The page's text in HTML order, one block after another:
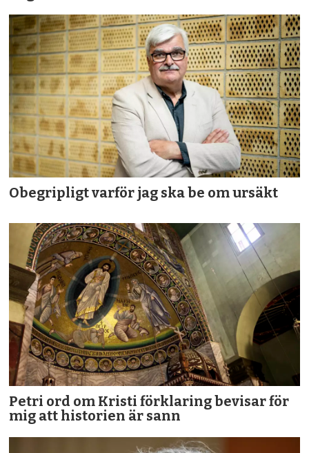
Obegripligt varför jag ska be om ursäkt
Petri ord om Kristi förklaring bevisar för
mig att historien är sann